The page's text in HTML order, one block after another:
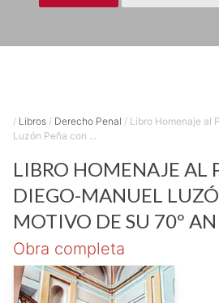
/ Libros / Derecho Penal / Libro Homenaje al
Luzón Peña con ...
LIBRO HOMENAJE AL
DIEGO-MANUEL
MOTIVO DE SU 70º
Obra completa